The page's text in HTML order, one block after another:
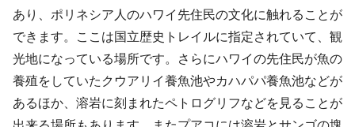
あり、ポリネシア人のハワイ先住民の文化に触れることが
できます。ここは国立歴史トレイルに指定されていて、観
光地になっている場所です。さらにハワイの先住民が魚の
養殖をしていたクウアリイ養魚池やカハパパ養魚池などが
あるほか、溶岩に刻まれたペトログリフなどを見ることが